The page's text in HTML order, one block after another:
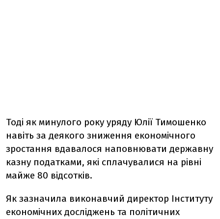
Тоді як минулого року уряду Юлії Тимошенко
навіть за деякого зниження економічного
зростання вдавалося наповнювати державну
казну податками, які сплачувалися на рівні
майже 80 відсотків.
Як зазначила виконавчий директор Інституту
економічних досліджень та політичних